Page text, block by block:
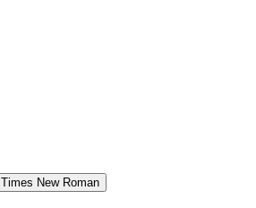
Times New Roman